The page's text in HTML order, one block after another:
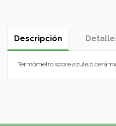
Descripción
Termómetro sobre azulejo